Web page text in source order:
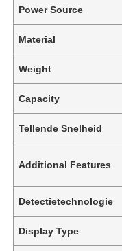
Power Source
Material
Weight
Capacity
Tellende Snelheid
Additional Features
Detectietechnologie
Display Type